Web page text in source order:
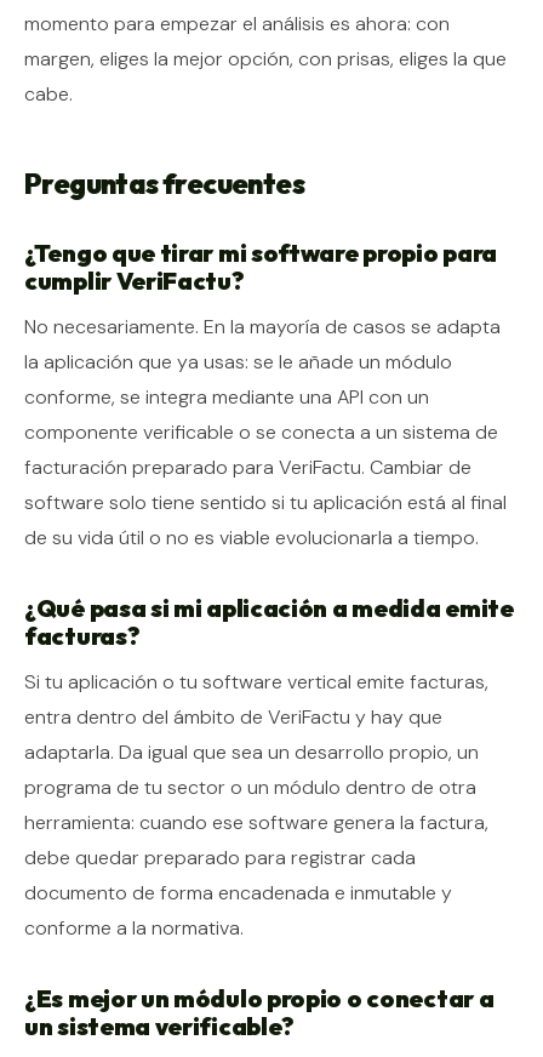
momento para empezar el análisis es ahora: con
margen, eliges la mejor opción, con prisas, eliges la que
cabe.
Preguntas frecuentes
¿Tengo que tirar mi software propio para
cumplir VeriFactu?
No necesariamente. En la mayoría de casos se adapta
la aplicación que ya usas: se le añade un módulo
conforme, se integra mediante una API con un
componente verificable o se conecta a un sistema de
facturación preparado para VeriFactu. Cambiar de
software solo tiene sentido si tu aplicación está al final
de su vida útil o no es viable evolucionarla a tiempo.
¿Qué pasa si mi aplicación a medida emite
facturas?
Si tu aplicación o tu software vertical emite facturas,
entra dentro del ámbito de VeriFactu y hay que
adaptarla. Da igual que sea un desarrollo propio, un
programa de tu sector o un módulo dentro de otra
herramienta: cuando ese software genera la factura,
debe quedar preparado para registrar cada
documento de forma encadenada e inmutable y
conforme a la normativa.
¿Es mejor un módulo propio o conectar a
un sistema verificable?